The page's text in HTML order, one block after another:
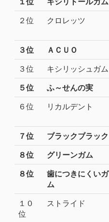
２位
クロレッツ
３位 ＡＣＵＯ
３位
キシリッシュガム
５位
ふ～せんの実
６位
リカルデント
７位 ブラックブラック
８位
グリーンガム
８位
歯につきにくいガ
ム
１０
位
ストライド